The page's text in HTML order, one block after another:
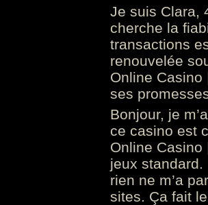
Je suis Clara,
cherche la
transactions
renouvelée
Online
ses
Bonjour, je
ce casino est
Online
jeux standard.
rien ne m’a
sites. Ça fait